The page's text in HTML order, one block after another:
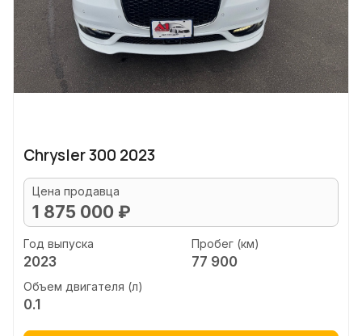
Chrysler 300 2023
Цена продавца
1 875 000 ₽
Год выпуска
2023
Пробег (км)
77 900
Объем двигателя (л)
0.1